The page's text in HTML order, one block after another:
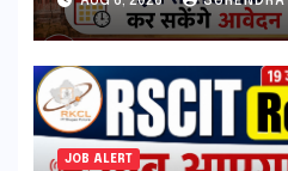
सकता है आवेदन
JOB ALERT